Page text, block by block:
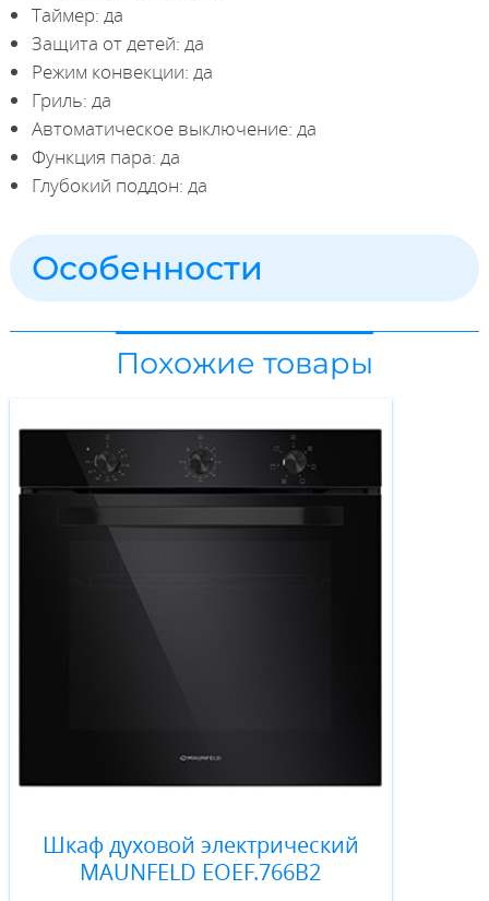
Таймер: да
Защита от детей: да
Режим конвекции: да
Гриль: да
Автоматическое выключение: да
Функция пара: да
Глубокий поддон: да
Особенности
Похожие товары
Шкаф духовой электрический
MAUNFELD EOEF.766B2